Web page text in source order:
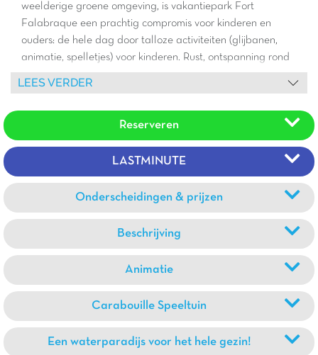
weelderige groene omgeving, is vakantiepark Fort
Falabraque een prachtig compromis voor kinderen en
ouders: de hele dag door talloze activiteiten (glijbanen,
animatie, spelletjes) voor kinderen. Rust, ontspanning rond
de vijver of het zwembad voor de ouders. Zonder de
met de auto). Trakteer uzelf op een dagje winkelen in het
merkendorp in Roppenheim (12 minuten met de auto).
LEES VERDER
Reserveren
LASTMINUTE
Onderscheidingen & prijzen
Beschrijving
Animatie
Carabouille Speeltuin
Een waterparadijs voor het hele gezin!